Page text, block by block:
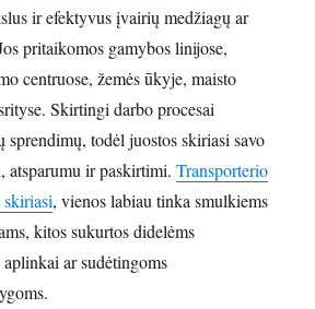
ir efektyvus įvairių medžiagų ar
pritaikomos gamybos linijose,
centruose, žemės ūkyje, maisto
Skirtingi darbo procesai
sprendimų, todėl juostos skiriasi savo
atsparumu ir paskirtimi.Transporterio
skiriasi, vienos labiau tinka smulkiems
kitos sukurtos didelėms
ar sudėtingoms